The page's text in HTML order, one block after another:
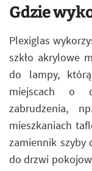
Gdzie
Plexiglas
szkło akrylowe
do lampy,
miejscach o
zabrudzenia,
mieszkaniach
zamiennik szyby
do drzwi